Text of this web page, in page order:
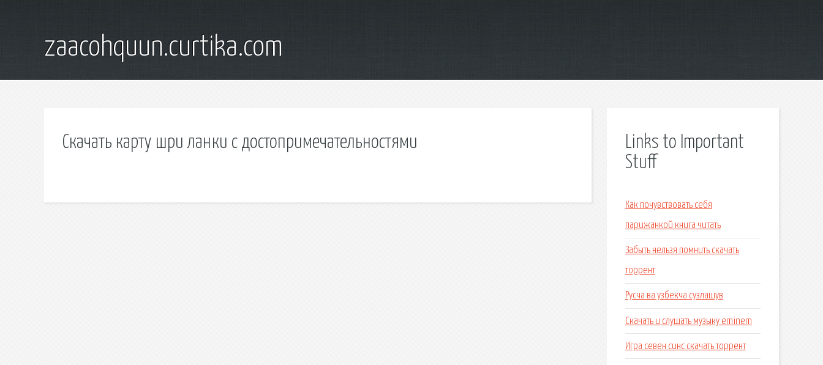
zaacohquun.curtika.com
Скачать карту шри ланки с достопримечательностями
Links to Important
Stuff
Как почувствовать себя
парижанкой книга читать
Забыть нельзя помнить скачать
торрент
Русча ва узбекча сузлашув
Скачать и слушать музыку eminem
Игра севен синс скачать торрент